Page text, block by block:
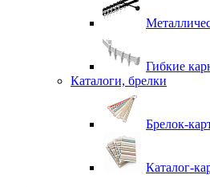
Гибкие
Каталоги, брелки
Брелок-
Каталог-